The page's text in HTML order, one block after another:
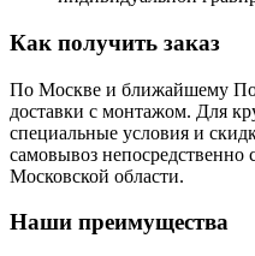
Как получить заказ
По Москве и ближайшему
доставки с монтажом. Для
специальные условия и
самовывоз
Московской области.
Наши преимущества